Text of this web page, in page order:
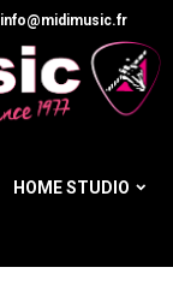
info@midimusic.fr
HOME STUDIO